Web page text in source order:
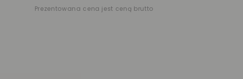
Prezentowana cena jest ceną brutto